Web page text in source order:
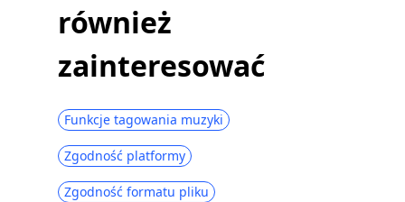
również
zainteresować
Funkcje tagowania muzyki
Zgodność platformy
Zgodność formatu pliku